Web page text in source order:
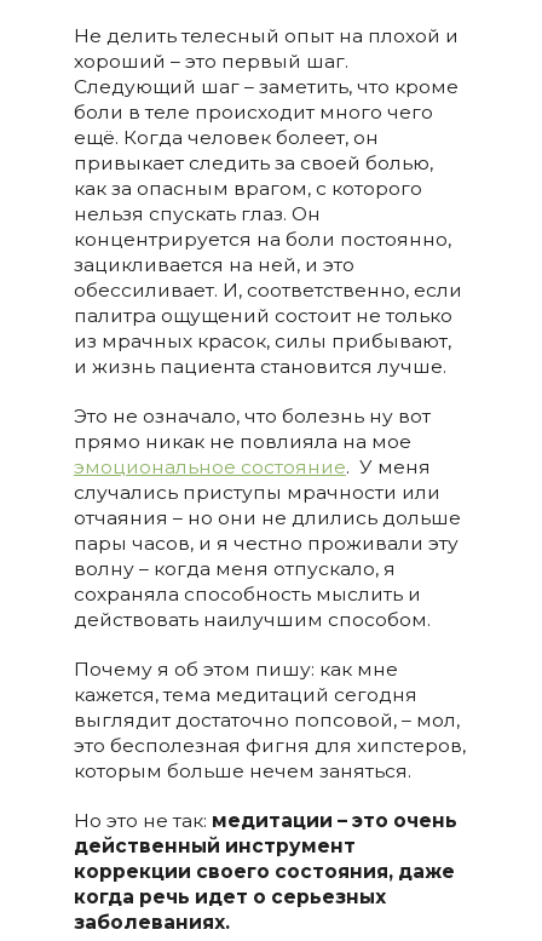
Не делить телесный опыт на плохой и
хороший – это первый шаг.
Следующий шаг – заметить, что кроме
боли в теле происходит много чего
ещё. Когда человек болеет, он
привыкает следить за своей болью,
как за опасным врагом, с которого
нельзя спускать глаз. Он
концентрируется на боли постоянно,
зацикливается на ней, и это
обессиливает. И, соответственно, если
палитра ощущений состоит не только
из мрачных красок, силы прибывают,
и жизнь пациента становится лучше.
Это не означало, что болезнь ну вот
прямо никак не повлияла на мое
эмоциональное состояние. У меня
случались приступы мрачности или
отчаяния – но они не длились дольше
пары часов, и я честно проживали эту
волну – когда меня отпускало, я
сохраняла способность мыслить и
действовать наилучшим способом.
Почему я об этом пишу: как мне
кажется, тема медитаций сегодня
выглядит достаточно попсовой, – мол,
это бесполезная фигня для хипстеров,
которым больше нечем заняться.
Но это не так: медитации – это очень
действенный инструмент
коррекции своего состояния, даже
когда речь идет о серьезных
заболеваниях.